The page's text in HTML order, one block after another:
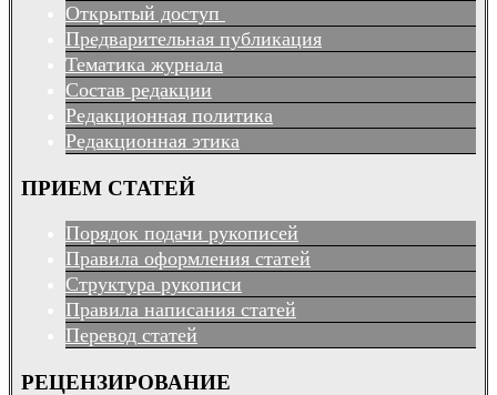
Открытый доступ
Предварительная публикация
Тематика журнала
Состав редакции
Редакционная политика
Редакционная этика
ПРИЕМ СТАТЕЙ
Порядок подачи рукописей
Правила оформления статей
Структура рукописи
Правила написания статей
Перевод статей
РЕЦЕНЗИРОВАНИЕ